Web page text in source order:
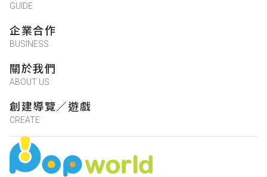
GUIDE
企業合作
BUSINESS
關於我們
ABOUT US
創建導覽／遊戲
CREATE